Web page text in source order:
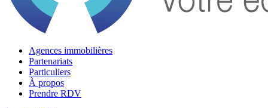
Agences immobilières
Partenariats
Particuliers
À propos
Prendre RDV